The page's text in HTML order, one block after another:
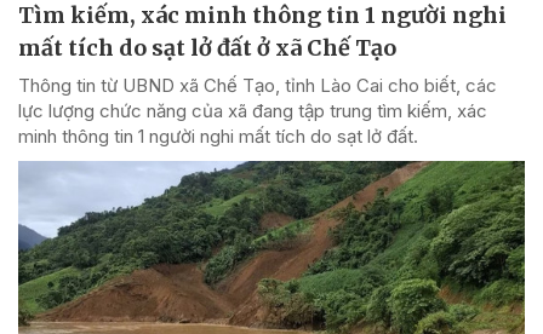
Tìm kiếm, xác minh thông tin 1 người nghi
mất tích do sạt lở đất ở xã Chế Tạo
Thông tin từ UBND xã Chế Tạo, tỉnh Lào Cai cho biết, các
lực lượng chức năng của xã đang tập trung tìm kiếm, xác
minh thông tin 1 người nghi mất tích do sạt lở đất.